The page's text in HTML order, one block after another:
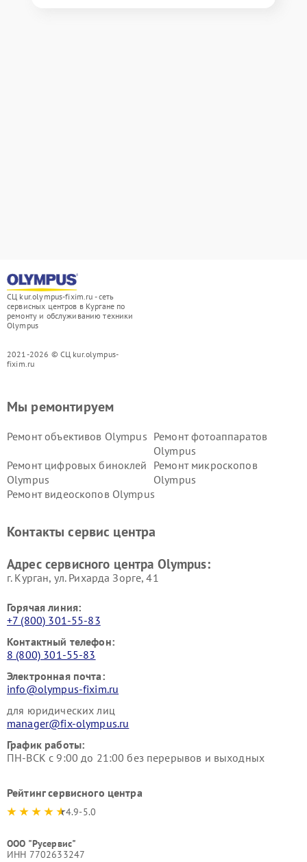
СЦ kur.olympus-fixim.ru - сеть
сервисных центров в Кургане по
ремонту и обслуживанию техники
Olympus
2021-2026 © СЦ kur.olympus-
fixim.ru
Мы ремонтируем
Ремонт объективов Olympus Ремонт фотоаппаратов
Olympus
Ремонт цифровых биноклей
Olympus
Ремонт микроскопов
Olympus
Ремонт видеоскопов Olympus
Контакты сервис центра
Адрес сервисного центра Olympus:
г. Курган, ул. Рихарда Зорге, 41
Горячая линия:
+7 (800) 301-55-83
Контактный телефон:
8 (800) 301-55-83
Электронная почта:
info@olympus-fixim.ru
для юридических лиц
manager@fix-olympus.ru
График работы:
ПН-ВСК с 9:00 до 21:00 без перерывов и выходных
Рейтинг сервисного центра
4.9-5.0
ООО "Русервис"
ИНН 7702633247